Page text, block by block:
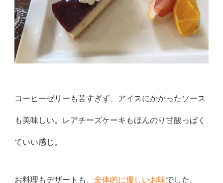
コーヒーゼリーも苦すぎず、アイスにかかったソース
も美味しい。レアチーズケーキもほんのり甘酸っぱく
ていい感じ。
お料理もデザートも、全体的に優しいお味でした。